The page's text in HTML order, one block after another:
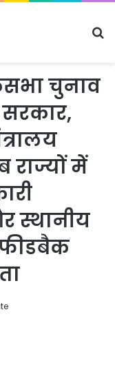
चुनाव
राज्यों में
स्थानीय
फीडबैक